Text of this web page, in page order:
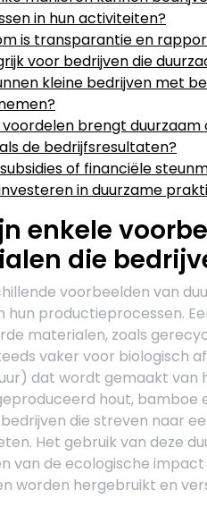
in hun activiteiten?
is transparantie en
voor bedrijven die
kleine bedrijven met
brengt
de bedrijfsresultaten?
subsidies of financiële
in duurzame
enkele
die
voorbeelden van
hun productieprocessen.
materialen, zoals
vaker voor biologisch
dat wordt gemaakt van
hout,
die streven naar
Het gebruik van deze
van de ecologische
worden hergebruikt en